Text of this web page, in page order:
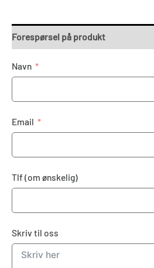
Forespørsel på produkt
Navn
Email
Tlf (om ønskelig)
Skriv til oss